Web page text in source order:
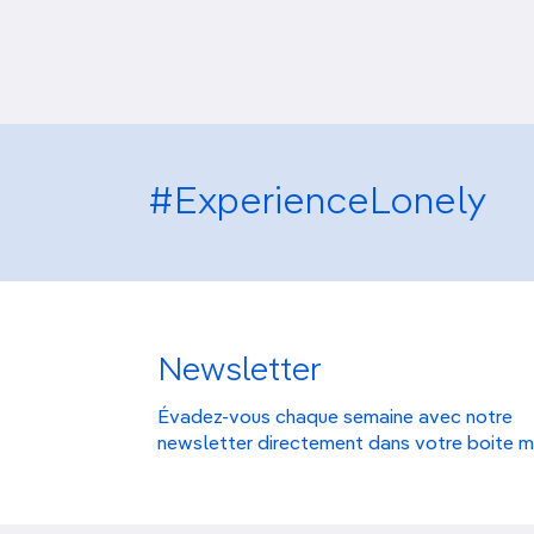
#ExperienceLonely
Newsletter
Évadez-vous chaque semaine avec notre
newsletter directement dans votre boite